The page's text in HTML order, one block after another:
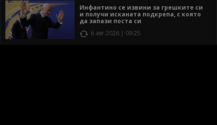
Инфантино се извини за грешките си
и получи исканата подкрепа, с която
да запази поста си
6 авг 2026 | 09:25